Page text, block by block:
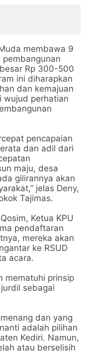
membawa 9
Rp 300-500
ini diharapkan
dan kemajuan
wujud perhatian
pencapaian
dan adil dari
maju, desa
gilirannya akan
jelas Deny,
Tajimas.
Ketua KPU
pendaftaran
mereka akan
ke RSUD
acara.
mematuhi prinsip
sebagai
dan yang
adalah pilihan
Kediri. Namun,
atau berselisih